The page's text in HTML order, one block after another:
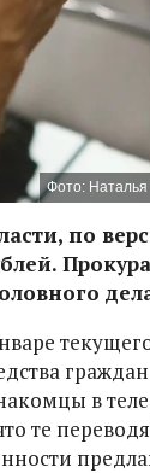
Фото: Наталья
по
в
те